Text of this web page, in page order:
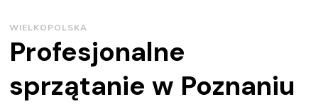
WIELKOPOLSKA
Profesjonalne
sprzątanie w Poznaniu